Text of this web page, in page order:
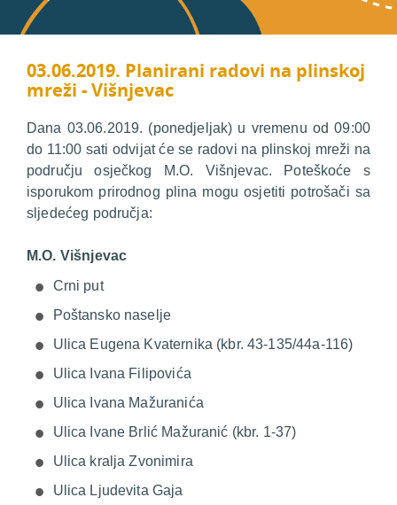
03.06.2019. Planirani radovi na plinskoj
mreži - Višnjevac
Dana 03.06.2019. (ponedjeljak) u vremenu od 09:00
do 11:00 sati odvijat će se radovi na plinskoj mreži na
području osječkog M.O. Višnjevac. Poteškoće s
isporukom prirodnog plina mogu osjetiti potrošači sa
sljedećeg područja:
M.O. Višnjevac
Crni put
Poštansko naselje
Ulica Eugena Kvaternika (kbr. 43-135/44a-116)
Ulica Ivana Filipovića
Ulica Ivana Mažuranića
Ulica Ivane Brlić Mažuranić (kbr. 1-37)
Ulica kralja Zvonimira
Ulica Ljudevita Gaja